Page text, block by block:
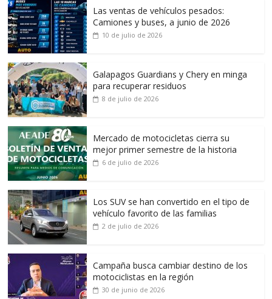
Las ventas de vehículos pesados:
Camiones y buses, a junio de 2026
10 de julio de 2026
Galapagos Guardians y Chery en minga
para recuperar residuos
8 de julio de 2026
Mercado de motocicletas cierra su
mejor primer semestre de la historia
6 de julio de 2026
Los SUV se han convertido en el tipo de
vehículo favorito de las familias
2 de julio de 2026
Campaña busca cambiar destino de los
motociclistas en la región
30 de junio de 2026